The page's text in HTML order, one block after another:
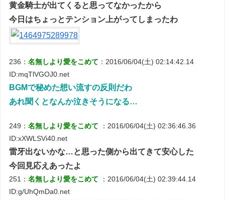
黄金騎士が出てくると思ってなかったから
今日はちょっとテンション上がってしまったわ
236：名無しより愛をこめて ：2016/06/04(土) 02:14:42.14
ID:mqTlVGOJ0.net
BGMで秘めた想い流すの反則だわ
あれ聞くとなんか泣きそうになる…
249：名無しより愛をこめて
：2016/06/04(土) 02:36:46.36
ID:xXWLSVi40.net
雷牙出ないかな…と思った側から出てきて安心した
今回見応えあったよ
251：名無しより愛をこめて
：2016/06/04(土) 02:39:44.14
ID:g/UhQmDa0.net